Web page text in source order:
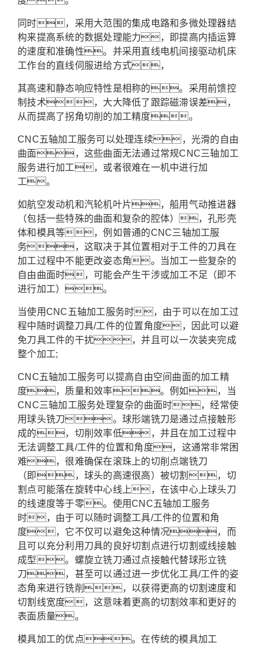
同时，采用大范围的集成电路和多微处理器结
构来提高系统的数据处理能力，即提高内插运算
的速度和准确性。并采用直线电机间接驱动机床
工作台的直线伺服进给方式，
其高速和静态响应特性是相称的。采用前馈控
制技术，大大降低了跟踪磁滞误差，
从而提高了拐角切削的加工精度。
CNC五轴加工服务可以处理连续，光滑的自由
曲面，这些曲面无法通过常规CNC三轴加工
服务进行加工，或者很难在一机中进行加
工。
如航空发动机和汽轮机叶片，船用气动推进器
（包括一些特殊的曲面和复杂的腔体），孔形壳
体和模具等，例如普通的CNC三轴加工服
务，这取决于其位置相对于工件的刀具在
加工过程中不能更改姿态角。当加工一些复杂的
自由曲面时，可能会产生干涉或加工不足（即不
进行加工）。
当使用CNC五轴加工服务时，由于可以在加工过
程中随时调整刀具/工件的位置角度，因此可以避
免刀具工件的干扰，并且可以一次装夹完成
整个加工;
CNC五轴加工服务可以提高自由空间曲面的加工精
度，质量和效率。例如，当
CNC三轴加工服务处理复杂的曲面时，经常使
用球头铣刀。球形端铣刀是通过点接触形
成的，切削效率低，并且在加工过程中
无法调整工具/工件的位置和角度，这通常非常困
难，很难确保在滚珠上的切削点端铣刀
（即，球头的高速很高）被切割，切
割点可能落在旋转中心线上，在该中心上球头刀
的线速度等于零。使用CNC五轴加工服务
时，由于可以随时调整工具/工件的位置和角
度，它不仅可以避免这种情况，而
且可以充分利用刀具的良好切割点进行切割或线接触
成型。螺旋立铣刀通过点接触代替球形立铣
刀，甚至可以通过进一步优化工具/工件的姿
态角来进行铣削，以获得更高的切割速度和
切割线宽度，这意味着更高的切割效率和更好的
表面质量。
模具加工的优点。在传统的模具加工